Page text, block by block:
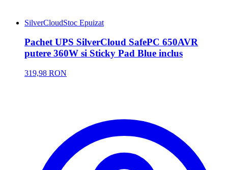
SilverCloudStoc Epuizat
Pachet UPS SilverCloud SafePC 650AVR
putere 360W si Sticky Pad Blue inclus
319,98 RON